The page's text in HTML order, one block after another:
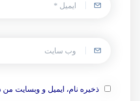
ذخیره نام، ایمیل و وبسایت من